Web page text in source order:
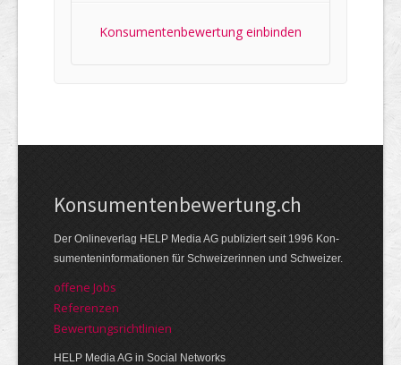
Konsumentenbewertung einbinden
Kon­su­menten­be­wer­tung.ch
Der Online­verlag HELP Media AG publi­ziert seit 1996 Kon­
su­menten­infor­mationen für Schwei­zerinnen und Schweizer.
offene Jobs
Referenzen
Bewer­tungs­richt­linien
HELP Media AG in Social Networks